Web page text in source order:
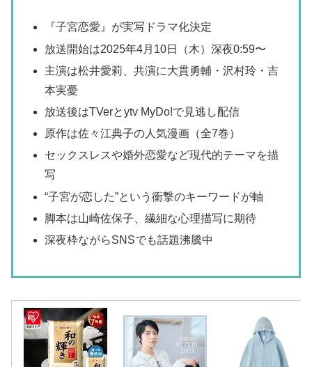
『子宮恋愛』が実写ドラマ化決定
放送開始は2025年4月10日（木）深夜0:59〜
主演は松井愛莉、共演に大貫勇輔・沢村玲・吉
本実憂
放送後はTVerとytv MyDo!で見逃し配信
原作は佐々江典子の人気漫画（全7巻）
セックスレスや婚外恋愛など現代的テーマを描
写
“子宮が恋した”という衝撃のキーワードが軸
脚本は山崎佐保子、繊細な心理描写に期待
深夜枠ながらSNSでも話題沸騰中